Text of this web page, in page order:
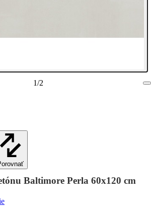
1/2
Baltimore Perla 60x120 cm